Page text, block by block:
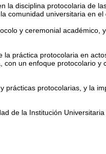
la disciplina protocolaria de
comunidad universitaria en
y ceremonial académico,
la práctica protocolaria en
con un enfoque protocolario y
prácticas protocolarias, y la
de la Institución